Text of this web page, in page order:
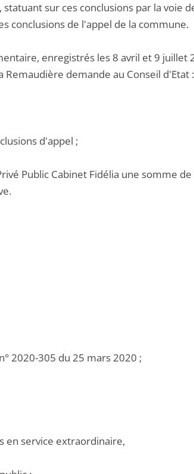
sur ces conclusions par la voie
conclusions de l'appel de la commune.
enregistrés les 8 avril et 9 juillet
demande au Conseil d'Etat :
d'appel ;
Public Cabinet Fidélia une somme
2020-305 du 25 mars 2020 ;
en service extraordinaire,